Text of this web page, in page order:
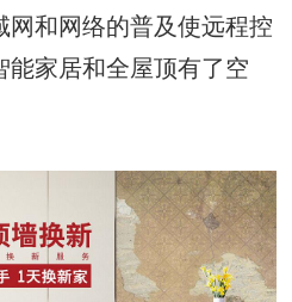
网和网络的普及使远程控
能家居和全屋顶有了空